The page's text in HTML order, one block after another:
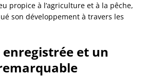
propice à l’agriculture et à la pêche,
son développement à travers les
et un